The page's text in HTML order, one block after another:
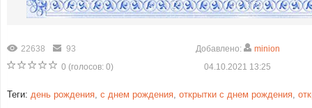
22638
93
0 (голосов: 0)
Добавлено:
minion
04.10.2021 13:25
Теги: день рождения, с днем рождения, открытки с днем рождения,